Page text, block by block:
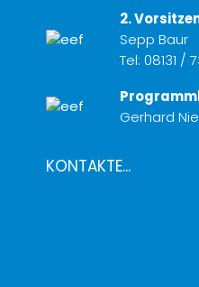
2.
Sepp Baur
Tel: 08131 /
Gerhard
KONTAKTE...